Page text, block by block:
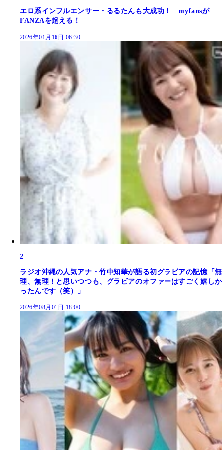
エロ系インフルエンサー・るるたんも大成功！ myfansが
FANZAを超える！
2026年01月16日 06:30
2
ラジオ沖縄の人気アナ・竹中知華が語る初グラビアの記憶「無
理、無理！と思いつつも、グラビアのオファーはすごく嬉しか
ったんです（笑）」
2026年08月01日 18:00